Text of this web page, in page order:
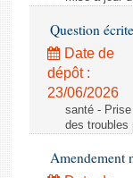
Question
Date de
dépôt :
23/06/2026
santé -
des troubles
Amendement